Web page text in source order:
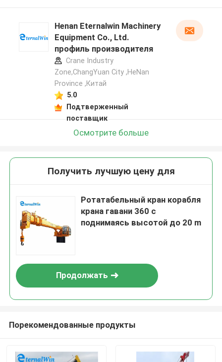
Henan Eternalwin Machinery
Equipment Co., Ltd.
профиль производителя
Crane Industry
Zone,ChangYuan City ,HeNan
Province ,Китай
5.0
Подтверженный
поставщик
Осмотрите больше
Получить лучшую цену для
Ротатабельный кран корабля
крана гавани 360 с
поднимаясь высотой до 20 m
Продолжать
Порекомендованные продукты